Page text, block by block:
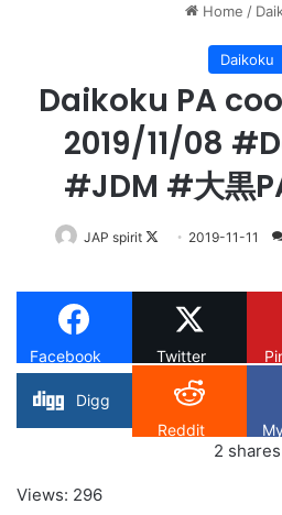
Home /
Daikoku
Daikoku PA
2019/11/08
#JDM #大黒
JAP spirit
Follow
X
2019-11-11
Facebook Twitter
Digg
Reddit
2 shares
Views: 296